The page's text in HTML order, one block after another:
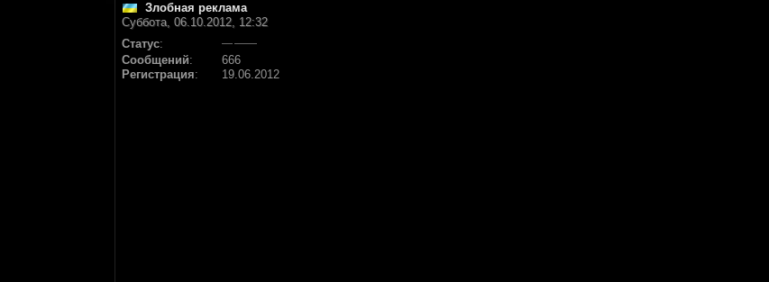
Злобная реклама
Суббота, 06.10.2012, 12:32
Статус:
Сообщений:
666
Регистрация: 19.06.2012